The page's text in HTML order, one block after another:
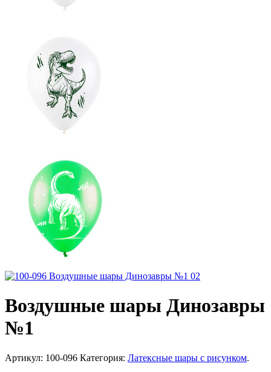
Воздушные шары Динозавры
№1
Артикул: 100-096 Категория: Латексные шары с рисунком.